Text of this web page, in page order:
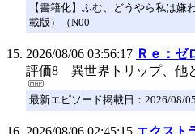
【書籍化】ふむ、どうやら私は嫌
載版）（N00
2026/08/06 03:56:17 Ｒｅ：ゼ
評価8 異世界トリップ、他
最新エピソード掲載日：2026/08/05
2026/08/06 02:45:15 エクスト